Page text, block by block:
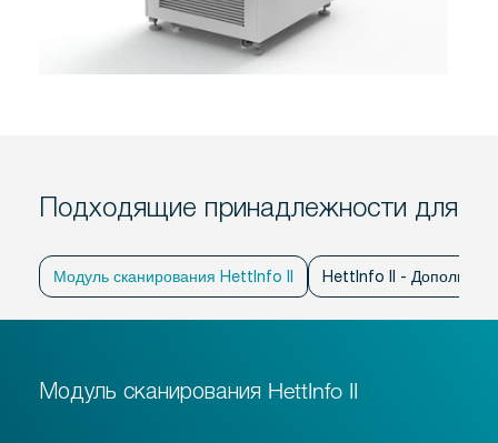
Подходящие принадлежности для
Модуль сканирования HettInfo II HettInfo II -
Модуль сканирования HettInfo II